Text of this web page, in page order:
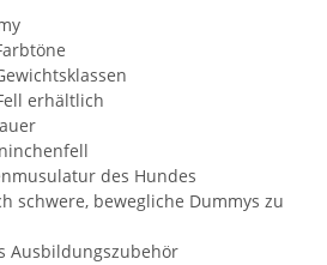
erhältlich
des Hundes
schwere, bewegliche Dummys zu
Ausbildungszubehör